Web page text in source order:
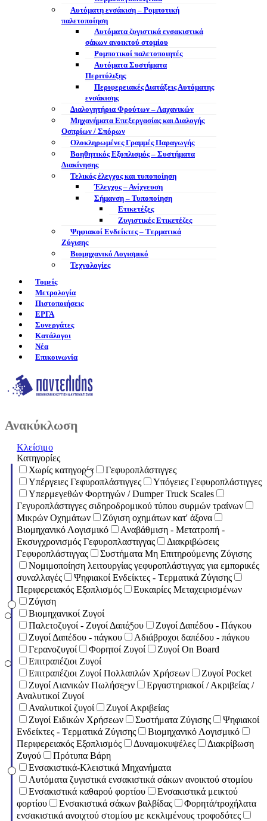
Αυτόματη ενσάκιση – Ρομποτική
παλετοποίηση
Αυτόματα ζυγιστικά ενσακιστικά
σάκων ανοικτού στομίου
Ρομποτικοί παλετοποιητές
Αυτόματα Συστήματα
Περιτύλιξης
Περιφερειακές Διατάξεις Αυτόματης
ενσάκισης
Διαλογητήρια Φρούτων – Λαχανικών
Μηχανήματα Επεξεργασίας και Διαλογής
Οσπρίων / Σπόρων
Ολοκληρωμένες Γραμμές Παραγωγής
Βοηθητικός Εξοπλισμός – Συστήματα
Διακίνησης
Τελικός έλεγχος και τυποποίηση
Έλεγχος – Ανίχνευση
Σήμανση – Τυποποίηση
Ετικετέζες
Ζυγιστικές Ετικετέζες
Ψηφιακοί Ενδείκτες – Tερματικά
Ζύγισης
Βιομηχανικό Λογισμικό
Τεχνολογίες
Τομείς
Μετρολογία
Πιστοποιήσεις
ΕΡΓΑ
Συνεργάτες
Κατάλογοι
Νέα
Επικοινωνία
Ανακύκλωση
Κλείσιμο
Κατηγορίες
Χωρίς κατηγορία
Γεφυροπλάστιγγες
Υπέργειες Γεφυροπλάστιγγες
Υπόγειες Γεφυροπλάστιγγες
Υπερμεγεθών Φορτηγών / Dumper Truck Scales
Γεγυροπλάστιγγες σιδηροδρομικού τύπου συρμών τραίνων
Μικρών Οχημάτων
Ζύγιση οχημάτων κατ' άξονα
Βιομηχανικό Λογισμικό
Αναβάθμιση - Μετατροπή -
Εκσυγχρονισμός Γεφυροπλαστιγγας
Διακριβώσεις
Γεφυροπλάστιγγας
Συστήματα Μη Επιτηρούμενης Ζύγισης
Νομιμοποίηση λειτουργίας γεφυροπλάστιγγας για εμπορικές
συναλλαγές
Ψηφιακοί Ενδείκτες - Tερματικά Ζύγισης
Περιφερειακός Εξοπλισμός
Ευκαιρίες Μεταχειρισμένων
Ζύγιση
Βιομηχανικοί Ζυγοί
Παλετοζυγοί - Ζυγοί Δαπέδου
Ζυγοί Δαπέδου - Πάγκου
Ζυγοί Δαπέδου - πάγκου
Αδιάβροχοι δαπέδου - πάγκου
Γερανοζυγοί
Φορητοί Ζυγοί
Ζυγοί On Board
Επιτραπέζιοι Ζυγοί
Επιτραπέζιοι Ζυγοί Πολλαπλών Χρήσεων
Ζυγοί Pocket
Ζυγοί Λιανικών Πωλήσεων
Εργαστηριακοί / Ακριβείας /
Αναλυτικοί Ζυγοί
Αναλυτικοί ζυγοί
Ζυγοί Ακριβείας
Ζυγοί Ειδικών Χρήσεων
Συστήματα Ζύγισης
Ψηφιακοί
Ενδείκτες - Tερματικά Ζύγισης
Βιομηχανικό Λογισμικό
Περιφερειακός Εξοπλισμός
Δυναμοκυψέλες
Διακρίβωση
Ζυγού
Πρότυπα Βάρη
Ενσακιστικά-Κλειστικά Μηχανήματα
Αυτόματα ζυγιστικά ενσακιστικά σάκων ανοικτού στομίου
Ενσακιστικά καθαρού φορτίου
Ενσακιστικά μεικτού
φορτίου
Eνσακιστικά σάκων βαλβίδας
Φορητά/τροχήλατα
ενσακιστικά ανοιχτού στομίου με κεκλιμένους τροφοδότες